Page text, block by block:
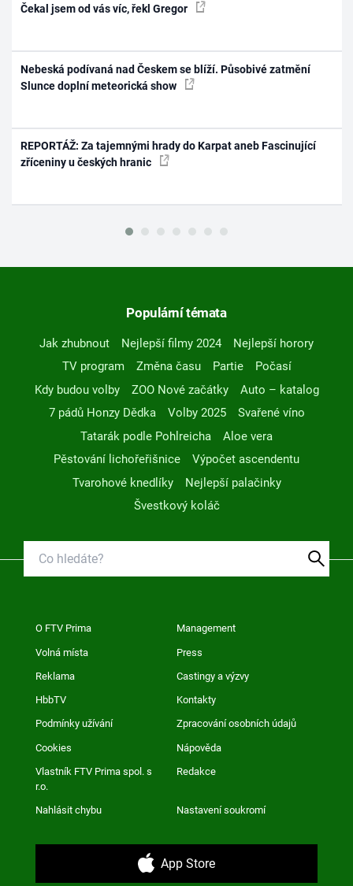
Čekal jsem od vás víc, řekl Gregor
Nebeská podívaná nad Českem se blíží. Působivé zatmění
Slunce doplní meteorická show
REPORTÁŽ: Za tajemnými hrady do Karpat aneb Fascinující
zříceniny u českých hranic
Populární témata
Jak zhubnout Nejlepší filmy 2024
Nejlepší horory
TV program
Změna času Partie
Počasí
Kdy budou volby
ZOO Nové začátky
Auto – katalog
7 pádů Honzy Dědka
Volby 2025
Svařené víno
Tatarák podle Pohlreicha
Aloe vera
Pěstování lichořeřišnice
Výpočet ascendentu
Tvarohové knedlíky
Nejlepší palačinky
Švestkový koláč
O FTV Prima Management
Volná místa Press
Reklama Castingy a výzvy
HbbTV Kontakty
Podmínky užívání Zpracování osobních údajů
Cookies Nápověda
Vlastník FTV Prima spol. s
r.o.
Redakce
Nahlásit chybu Nastavení soukromí
App Store